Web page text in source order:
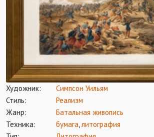
Художник:
Симпсон Уильям
Стиль:
Реализм
Жанр:
Батальная живопись
Техника:
бумага литография